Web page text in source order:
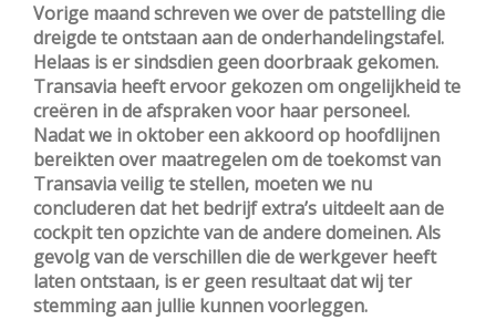
Vorige maand schreven we over de patstelling die
dreigde te ontstaan aan de onderhandelingstafel.
Helaas is er sindsdien geen doorbraak gekomen.
Transavia heeft ervoor gekozen om ongelijkheid te
creëren in de afspraken voor haar personeel.
Nadat we in oktober een akkoord op hoofdlijnen
bereikten over maatregelen om de toekomst van
Transavia veilig te stellen, moeten we nu
concluderen dat het bedrijf extra’s uitdeelt aan de
cockpit ten opzichte van de andere domeinen. Als
gevolg van de verschillen die de werkgever heeft
laten ontstaan, is er geen resultaat dat wij ter
stemming aan jullie kunnen voorleggen.